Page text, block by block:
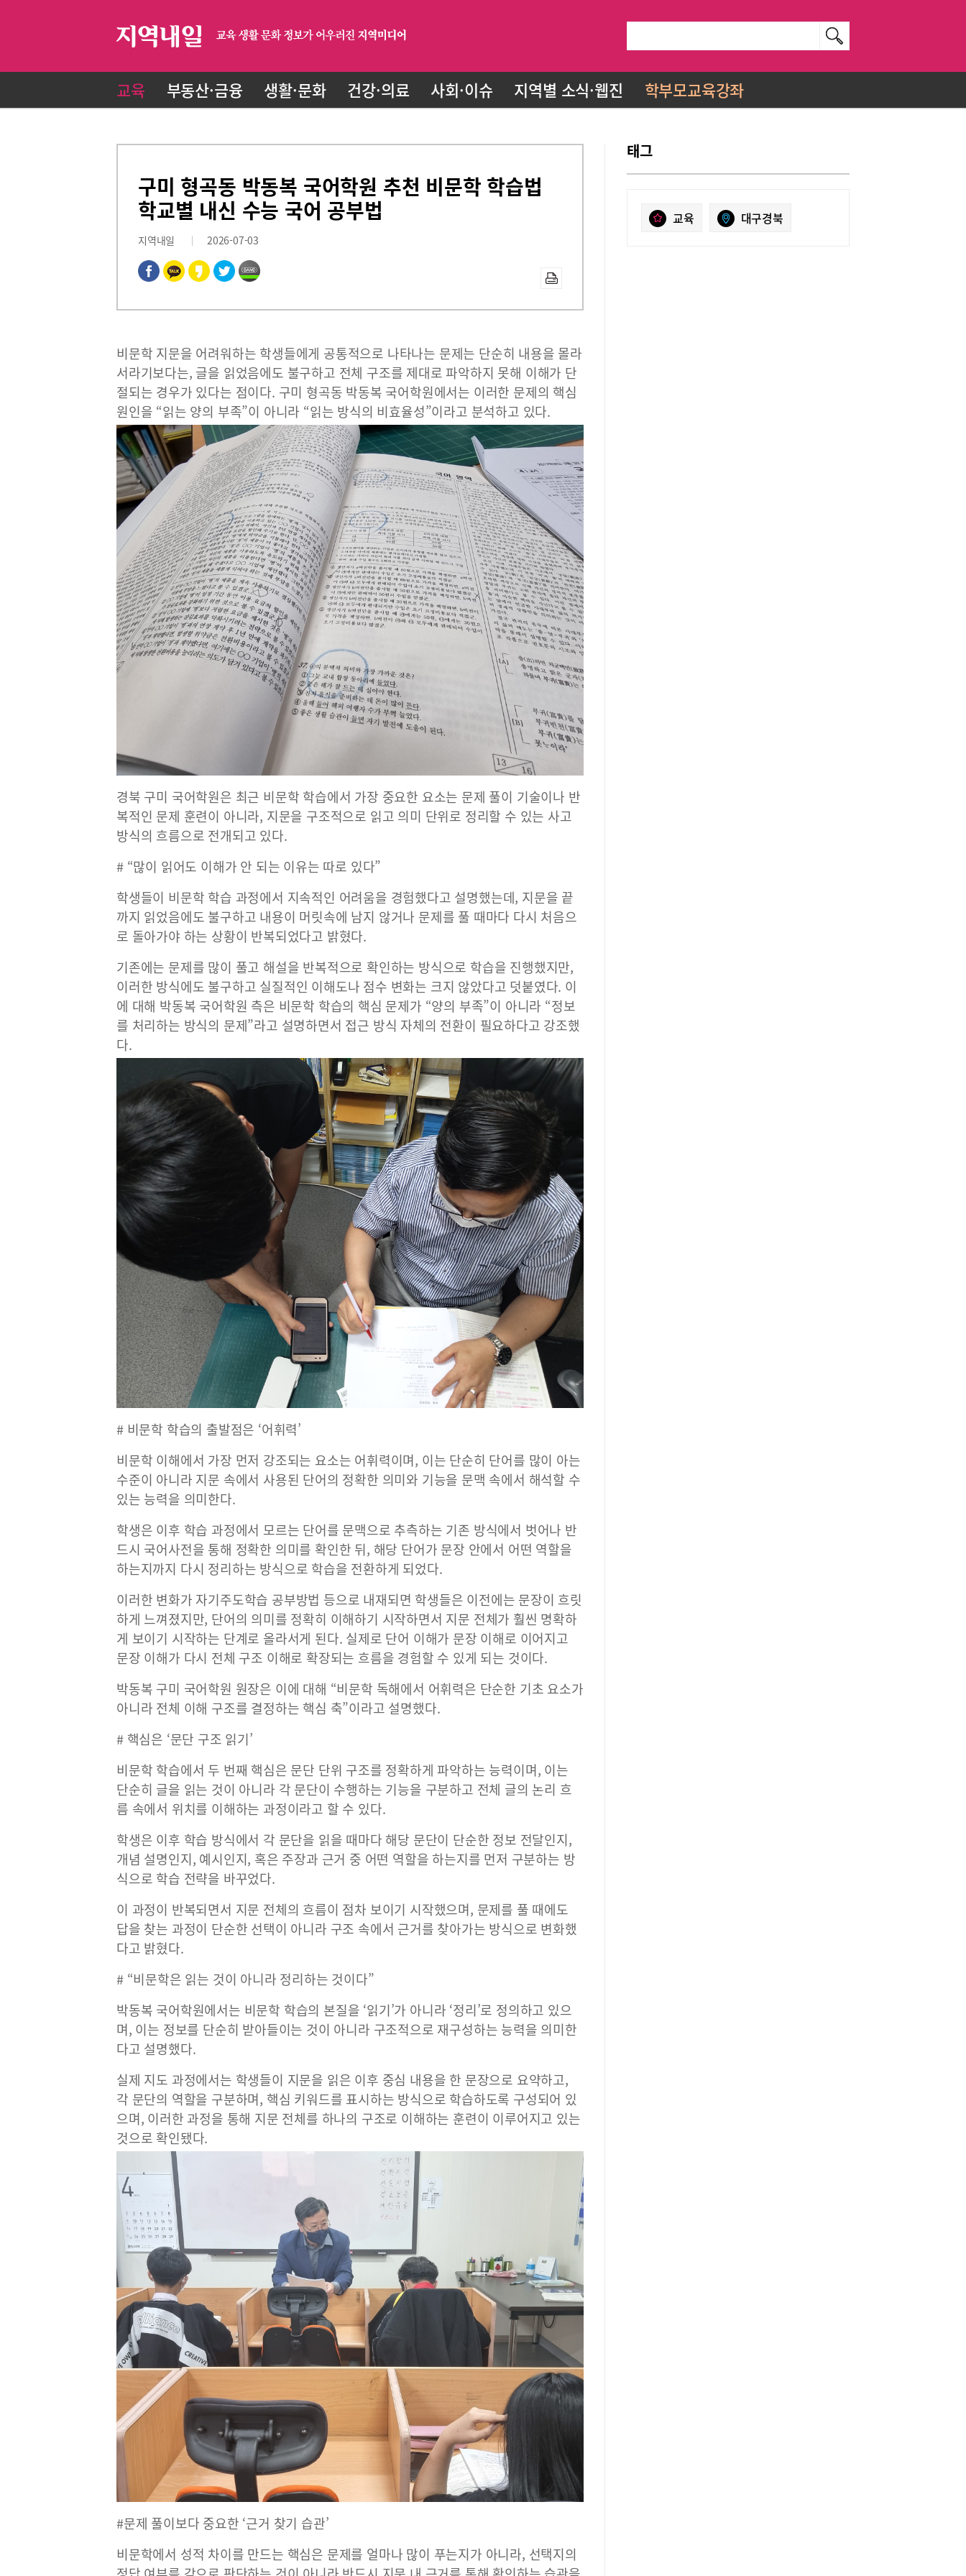
교육 부동산·금융 생활·문화 건강·의료 사회·이슈 지역별 소식·웹진 학부모교육강좌
구미 형곡동 박동복 국어학원 추천 비문학 학습법
학교별 내신 수능 국어 공부법
지역내일 2026-07-03
비문학 지문을 어려워하는 학생들에게 공통적으로 나타나는 문제는 단순히 내용을 몰라
서라기보다는, 글을 읽었음에도 불구하고 전체 구조를 제대로 파악하지 못해 이해가 단
절되는 경우가 있다는 점이다. 구미 형곡동 박동복 국어학원에서는 이러한 문제의 핵심
원인을 “읽는 양의 부족”이 아니라 “읽는 방식의 비효율성”이라고 분석하고 있다.
경북 구미 국어학원은 최근 비문학 학습에서 가장 중요한 요소는 문제 풀이 기술이나 반
복적인 문제 훈련이 아니라, 지문을 구조적으로 읽고 의미 단위로 정리할 수 있는 사고
방식의 흐름으로 전개되고 있다.
# “많이 읽어도 이해가 안 되는 이유는 따로 있다”
학생들이 비문학 학습 과정에서 지속적인 어려움을 경험했다고 설명했는데, 지문을 끝
까지 읽었음에도 불구하고 내용이 머릿속에 남지 않거나 문제를 풀 때마다 다시 처음으
로 돌아가야 하는 상황이 반복되었다고 밝혔다.
기존에는 문제를 많이 풀고 해설을 반복적으로 확인하는 방식으로 학습을 진행했지만,
이러한 방식에도 불구하고 실질적인 이해도나 점수 변화는 크지 않았다고 덧붙였다. 이
에 대해 박동복 국어학원 측은 비문학 학습의 핵심 문제가 “양의 부족”이 아니라 “정보
를 처리하는 방식의 문제”라고 설명하면서 접근 방식 자체의 전환이 필요하다고 강조했
다.
# 비문학 학습의 출발점은 ‘어휘력’
비문학 이해에서 가장 먼저 강조되는 요소는 어휘력이며, 이는 단순히 단어를 많이 아는
수준이 아니라 지문 속에서 사용된 단어의 정확한 의미와 기능을 문맥 속에서 해석할 수
있는 능력을 의미한다.
학생은 이후 학습 과정에서 모르는 단어를 문맥으로 추측하는 기존 방식에서 벗어나 반
드시 국어사전을 통해 정확한 의미를 확인한 뒤, 해당 단어가 문장 안에서 어떤 역할을
하는지까지 다시 정리하는 방식으로 학습을 전환하게 되었다.
이러한 변화가 자기주도학습 공부방법 등으로 내재되면 학생들은 이전에는 문장이 흐릿
하게 느껴졌지만, 단어의 의미를 정확히 이해하기 시작하면서 지문 전체가 훨씬 명확하
게 보이기 시작하는 단계로 올라서게 된다. 실제로 단어 이해가 문장 이해로 이어지고
문장 이해가 다시 전체 구조 이해로 확장되는 흐름을 경험할 수 있게 되는 것이다.
박동복 구미 국어학원 원장은 이에 대해 “비문학 독해에서 어휘력은 단순한 기초 요소가
아니라 전체 이해 구조를 결정하는 핵심 축”이라고 설명했다.
# 핵심은 ‘문단 구조 읽기’
비문학 학습에서 두 번째 핵심은 문단 단위 구조를 정확하게 파악하는 능력이며, 이는
단순히 글을 읽는 것이 아니라 각 문단이 수행하는 기능을 구분하고 전체 글의 논리 흐
름 속에서 위치를 이해하는 과정이라고 할 수 있다.
학생은 이후 학습 방식에서 각 문단을 읽을 때마다 해당 문단이 단순한 정보 전달인지,
개념 설명인지, 예시인지, 혹은 주장과 근거 중 어떤 역할을 하는지를 먼저 구분하는 방
식으로 학습 전략을 바꾸었다.
이 과정이 반복되면서 지문 전체의 흐름이 점차 보이기 시작했으며, 문제를 풀 때에도
답을 찾는 과정이 단순한 선택이 아니라 구조 속에서 근거를 찾아가는 방식으로 변화했
다고 밝혔다.
# “비문학은 읽는 것이 아니라 정리하는 것이다”
박동복 국어학원에서는 비문학 학습의 본질을 ‘읽기’가 아니라 ‘정리’로 정의하고 있으
며, 이는 정보를 단순히 받아들이는 것이 아니라 구조적으로 재구성하는 능력을 의미한
다고 설명했다.
실제 지도 과정에서는 학생들이 지문을 읽은 이후 중심 내용을 한 문장으로 요약하고,
각 문단의 역할을 구분하며, 핵심 키워드를 표시하는 방식으로 학습하도록 구성되어 있
으며, 이러한 과정을 통해 지문 전체를 하나의 구조로 이해하는 훈련이 이루어지고 있는
것으로 확인됐다.
#문제 풀이보다 중요한 ‘근거 찾기 습관’
비문학에서 성적 차이를 만드는 핵심은 문제를 얼마나 많이 푸는지가 아니라, 선택지의
태그
교육 대구경북